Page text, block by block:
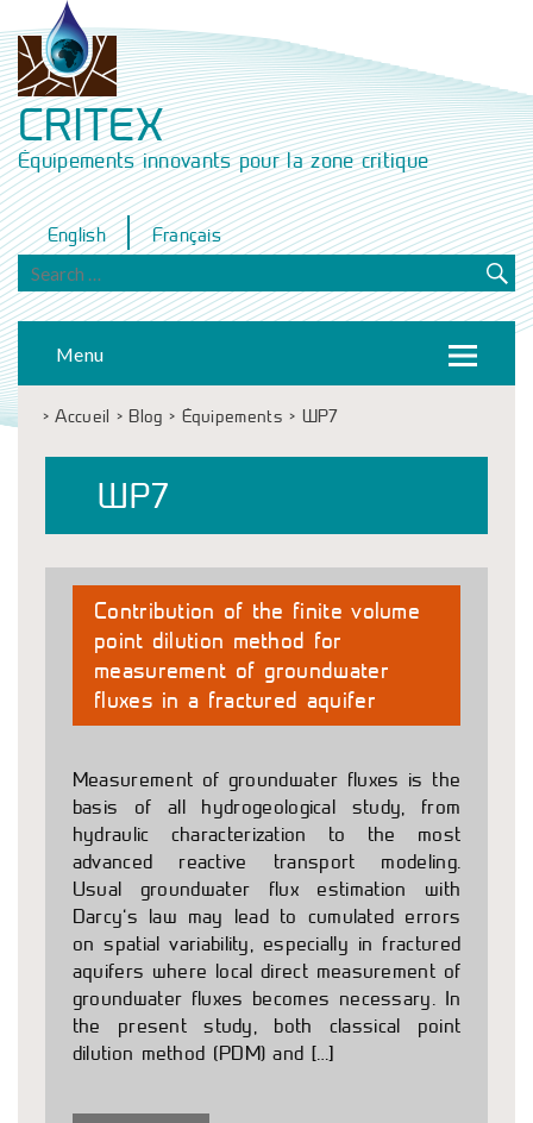
CRITEX
Équipements innovants pour la zone critique
English Français
Menu
>Accueil > Blog > Équipements > WP7
WP7
Contribution of the finite volume
point dilution method for
measurement of groundwater
fluxes in a fractured aquifer
Measurement of groundwater fluxes is the
basis of all hydrogeological study, from
hydraulic characterization to the most
advanced reactive transport modeling.
Usual groundwater flux estimation with
Darcy’s law may lead to cumulated errors
on spatial variability, especially in fractured
aquifers where local direct measurement of
groundwater fluxes becomes necessary. In
the present study, both classical point
dilution method (PDM) and […]